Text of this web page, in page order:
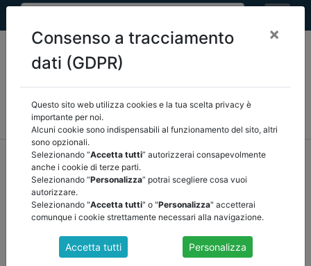
MEF FINANZA LOCALE/OSSERVATORIO
NORMATIVA
CORTE DEI CONTI E GIURISPRUDENZA
home documenti pubblici normativa/torna indietro
DOCUMENTI PUBBLICI
DOSSIER 84 DL 61 ALLUVIONE MAGGIO
VERIFICA QUANTIFICAZIONI
Consenso a tracciamento
dati (GDPR)
×
Questo sito web utilizza cookies e la tua scelta privacy è
importante per noi.
Alcuni cookie sono indispensabili al funzionamento del sito, altri
sono opzionali.
Selezionando “Accetta tutti” autorizzerai consapevolmente
anche i cookie di terze parti.
Selezionando “Personalizza” potrai scegliere cosa vuoi
autorizzare.
Selezionando "Accetta tutti" o "Personalizza" accetterai
comunque i cookie strettamente necessari alla navigazione.
Accetta tutti Personalizza